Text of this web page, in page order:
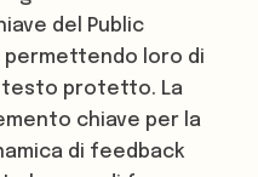
del Public
permettendo loro di
protetto. La
chiave per la
di feedback